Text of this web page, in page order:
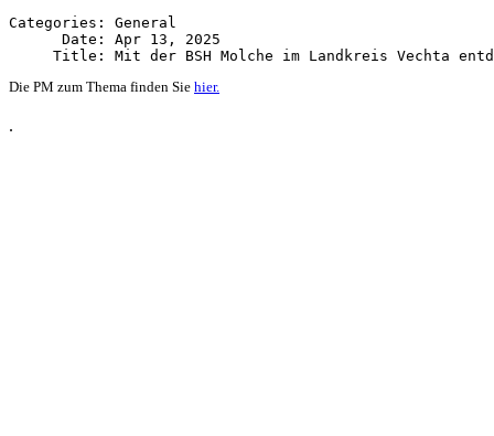
Categories: General
      Date: Apr 13, 2025
Die PM zum Thema finden Sie hier.
.